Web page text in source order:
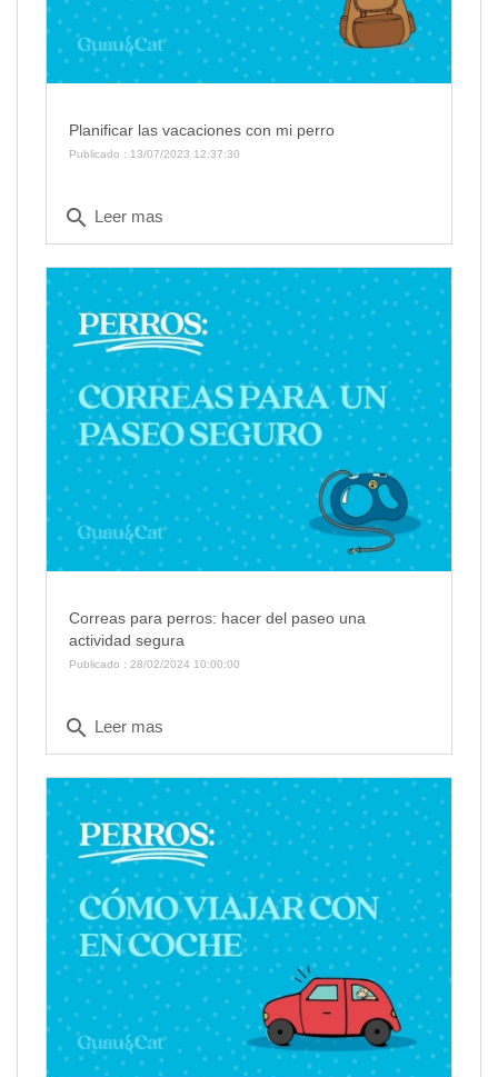
Planificar las vacaciones con mi perro
Publicado : 13/07/2023 12:37:30
search Leer mas
Correas para perros: hacer del paseo una
actividad segura
Publicado : 28/02/2024 10:00:00
search Leer mas